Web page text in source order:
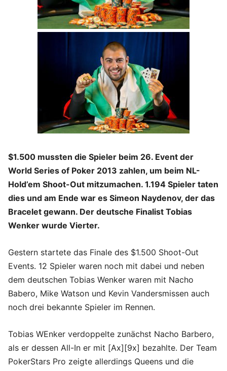
$1.500 mussten die Spieler beim 26. Event der
World Series of Poker 2013 zahlen, um beim NL-
Hold’em Shoot-Out mitzumachen. 1.194 Spieler taten
dies und am Ende war es Simeon Naydenov, der das
Bracelet gewann. Der deutsche Finalist Tobias
Wenker wurde Vierter.
Gestern startete das Finale des $1.500 Shoot-Out
Events. 12 Spieler waren noch mit dabei und neben
dem deutschen Tobias Wenker waren mit Nacho
Babero, Mike Watson und Kevin Vandersmissen auch
noch drei bekannte Spieler im Rennen.
Tobias WEnker verdoppelte zunächst Nacho Barbero,
als er dessen All-In er mit [Ax][9x] bezahlte. Der Team
PokerStars Pro zeigte allerdings Queens und die